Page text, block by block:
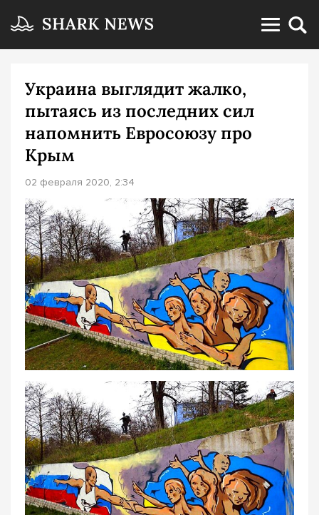
Украина выглядит жалко,
пытаясь из последних сил
напомнить Евросоюзу про
Крым
02 февраля 2020, 2:34